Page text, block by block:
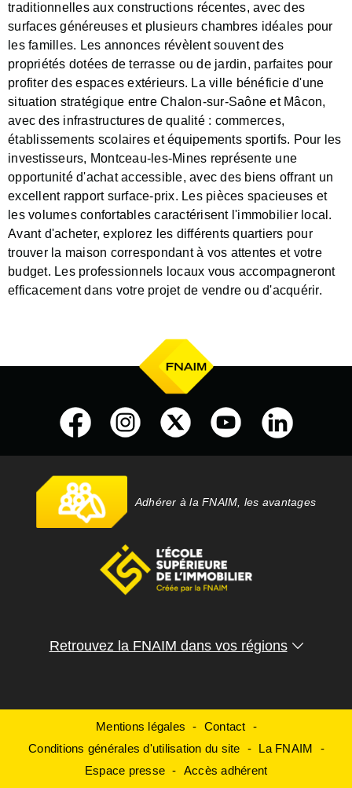
traditionnelles aux constructions récentes, avec des
surfaces généreuses et plusieurs chambres idéales pour
les familles. Les annonces révèlent souvent des
propriétés dotées de terrasse ou de jardin, parfaites pour
profiter des espaces extérieurs. La ville bénéficie d'une
situation stratégique entre Chalon-sur-Saône et Mâcon,
avec des infrastructures de qualité : commerces,
établissements scolaires et équipements sportifs. Pour les
investisseurs, Montceau-les-Mines représente une
opportunité d'achat accessible, avec des biens offrant un
excellent rapport surface-prix. Les pièces spacieuses et
les volumes confortables caractérisent l'immobilier local.
Avant d'acheter, explorez les différents quartiers pour
trouver la maison correspondant à vos attentes et votre
budget. Les professionnels locaux vous accompagneront
efficacement dans votre projet de vendre ou d'acquérir.
Adhérer à la FNAIM, les avantages
Retrouvez la FNAIM dans vos régions
Mentions légales
Contact
Conditions générales d'utilisation du site
La FNAIM
Espace presse
Accès adhérent